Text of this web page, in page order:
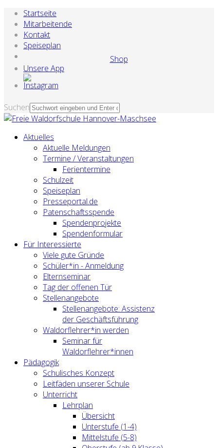
Startseite
Mitarbeitende
Kontakt
Speiseplan
Shop
Unsere App
Suchen
Aktuelles
Aktuelle Meldungen
Termine / Veranstaltungen
Ferientermine
Schulzeit
Speiseplan
Presseportal.de
Patenschaftsspende
Spendenprojekte
Spendenformular
Für Interessierte
Viele gute Gründe
Schüler*in - Anmeldung
Elternseminar
Tag der offenen Tür
Stellenangebote
Stellenangebote: Assistenz
der Geschäftsführung
Waldorflehrer*in werden
Seminar für
Waldorflehrer*innen
Pädagogik
Schulisches Konzept
Leitfäden unserer Schule
Unterricht
Lehrplan
Übersicht
Unterstufe (1-4)
Mittelstufe (5-8)